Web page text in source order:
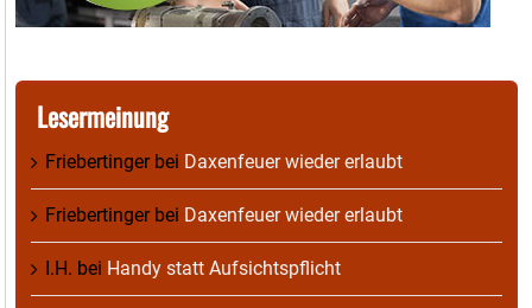
Lesermeinung
Friebertingerbei Daxenfeuer wieder erlaubt
Friebertingerbei Daxenfeuer wieder erlaubt
I.H. bei Handy statt Aufsichtspflicht